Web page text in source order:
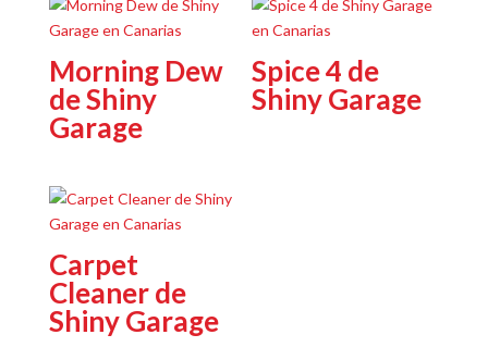
Morning Dew
de Shiny
Garage
Spice 4 de
Shiny Garage
Carpet
Cleaner de
Shiny Garage